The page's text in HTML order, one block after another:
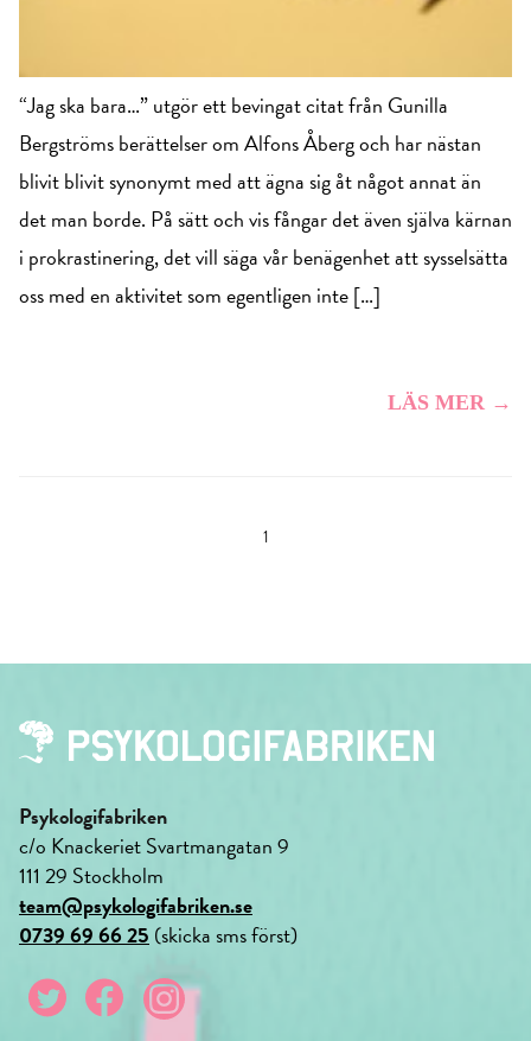
“Jag ska bara…” utgör ett bevingat citat från Gunilla
Bergströms berättelser om Alfons Åberg och har nästan
blivit blivit synonymt med att ägna sig åt något annat än
det man borde. På sätt och vis fångar det även själva kärnan
i prokrastinering, det vill säga vår benägenhet att sysselsätta
oss med en aktivitet som egentligen inte […]
LÄS MER →
1
Psykologifabriken
c/o Knackeriet Svartmangatan 9
111 29 Stockholm
team@psykologifabriken.se
0739 69 66 25 (skicka sms först)